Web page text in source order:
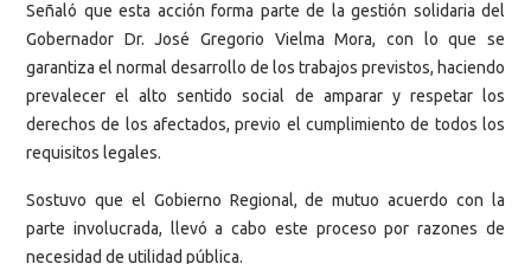
Señaló que esta acción forma parte de la gestión solidaria del
Gobernador Dr. José Gregorio Vielma Mora, con lo que se
garantiza el normal desarrollo de los trabajos previstos, haciendo
prevalecer el alto sentido social de amparar y respetar los
derechos de los afectados, previo el cumplimiento de todos los
requisitos legales.
Sostuvo que el Gobierno Regional, de mutuo acuerdo con la
parte involucrada, llevó a cabo este proceso por razones de
necesidad de utilidad pública.